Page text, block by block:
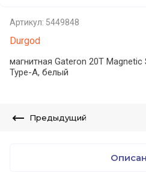
Артикул: 5449848
Durgod
магнитная Gateron 20T
Type-A, белый
Предыдущий